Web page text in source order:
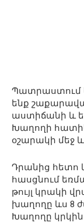
Պատրաստում
ենք
աստիճանի և
Խաղողի
օշարակի մեջ
Դրանից հետո
հասցնում
թույլ կրակի
խաղողը ևս 8
Խաղողը